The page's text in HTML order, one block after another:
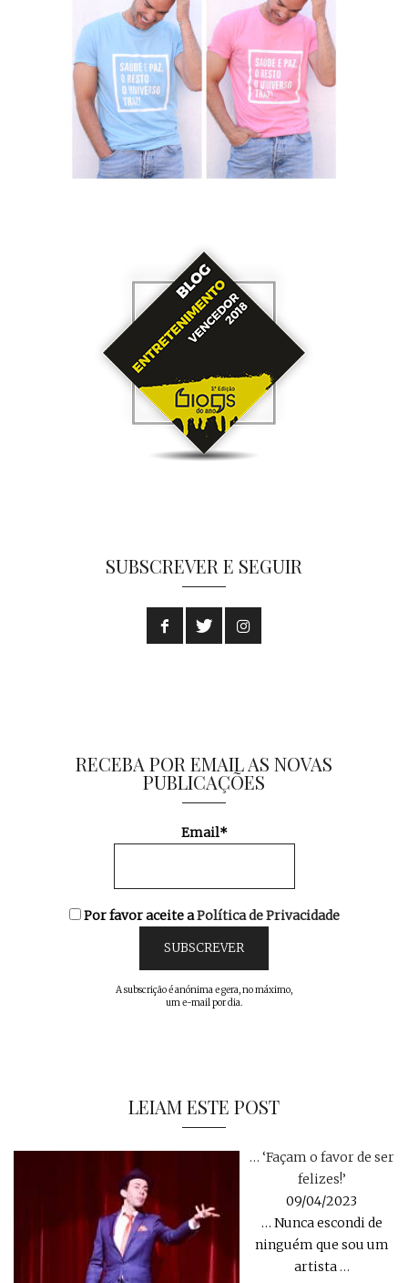
SUBSCREVER E SEGUIR
RECEBA POR EMAIL AS NOVAS
PUBLICAÇÕES
Email*
Por favor aceite aPolítica de Privacidade
A subscrição é anónima e gera, no máximo,
um e-mail por dia.
LEIAM ESTE POST
… ‘Façam o favor de ser
felizes!’
09/04/2023
… Nunca escondi de
ninguém que sou um
artista…